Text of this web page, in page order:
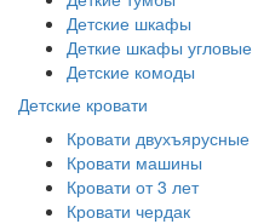
Детские шкафы
Деткие шкафы угловые
Детские комоды
Детские кровати
Кровати двухъярусные
Кровати машины
Кровати от 3 лет
Кровати чердак